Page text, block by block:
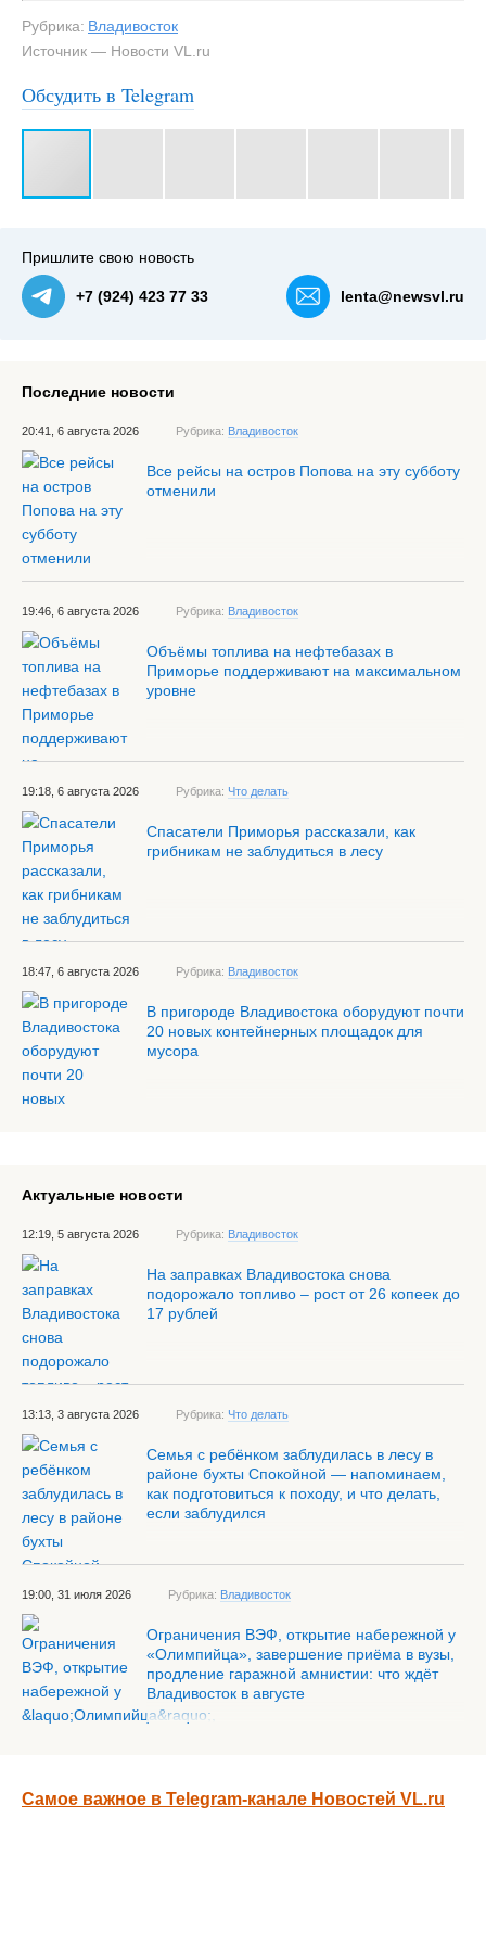
Рубрика: Владивосток
Источник — Новости VL.ru
Обсудить в Telegram
Пришлите свою новость
+7 (924) 423 77 33 lenta@newsvl.ru
Последние новости
20:41, 6 августа 2026 Рубрика: Владивосток
Все рейсы на остров Попова на эту субботу
отменили
19:46, 6 августа 2026 Рубрика: Владивосток
Объёмы топлива на нефтебазах в
Приморье поддерживают на максимальном
уровне
19:18, 6 августа 2026 Рубрика: Что делать
Спасатели Приморья рассказали, как
грибникам не заблудиться в лесу
18:47, 6 августа 2026 Рубрика: Владивосток
В пригороде Владивостока оборудуют почти
20 новых контейнерных площадок для
мусора
Актуальные новости
12:19, 5 августа 2026 Рубрика: Владивосток
На заправках Владивостока снова
подорожало топливо – рост от 26 копеек до
17 рублей
13:13, 3 августа 2026 Рубрика: Что делать
Семья с ребёнком заблудилась в лесу в
районе бухты Спокойной — напоминаем,
как подготовиться к походу, и что делать,
если заблудился
19:00, 31 июля 2026 Рубрика: Владивосток
Ограничения ВЭФ, открытие набережной у
«Олимпийца», завершение приёма в вузы,
продление гаражной амнистии: что ждёт
Владивосток в августе
Самое важное в Telegram-канале Новостей VL.ru